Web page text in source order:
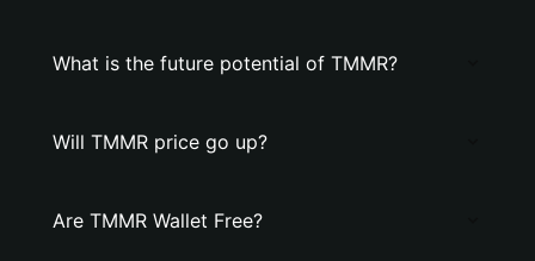
What is the future potential of TMMR?
Will TMMR price go up?
Are TMMR Wallet Free?